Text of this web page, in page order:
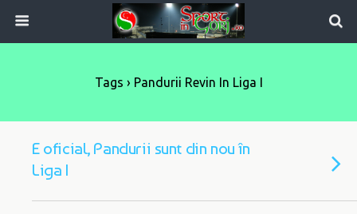
Tags › Pandurii Revin In Liga I
E oficial, Pandurii sunt din nou în
Liga I